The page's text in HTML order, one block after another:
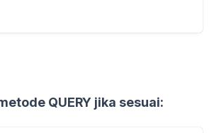
QUERY jika sesuai: